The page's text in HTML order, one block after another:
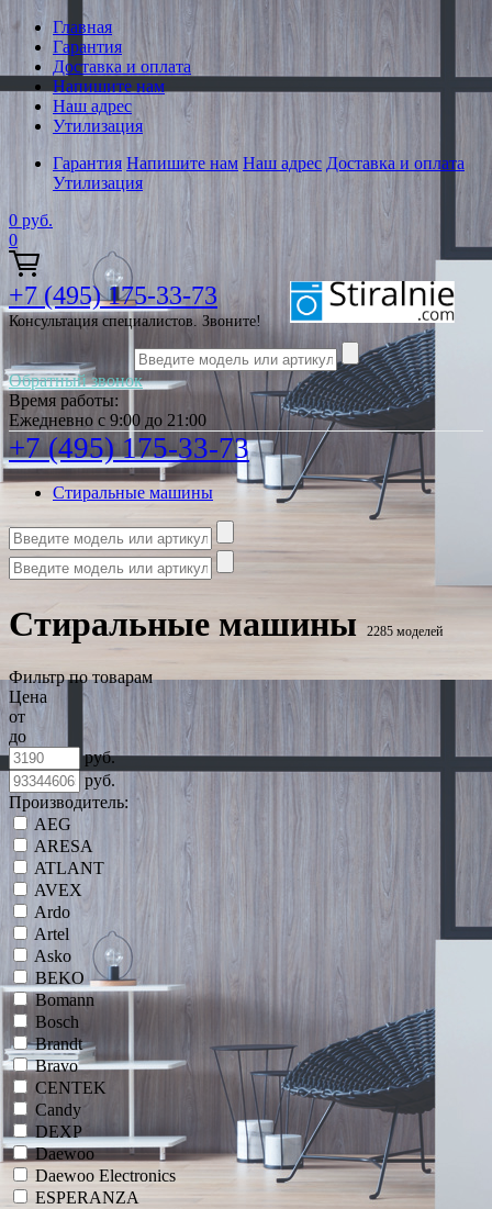
Главная
Гарантия
Доставка и оплата
Напишите нам
Наш адрес
Утилизация
Гарантия Напишите нам Наш адрес Доставка и оплата
Утилизация
0 руб.
0
+7 (495) 175-33-73
Консультация специалистов. Звоните!
Обратный звонок
Время работы:
Ежедневно с 9:00 до 21:00
+7 (495) 175-33-73
Стиральные машины
Стиральные машины 2285 моделей
Фильтр по товарам
Цена
от
до
руб.
руб.
Производитель:
AEG
ARESA
ATLANT
AVEX
Ardo
Artel
Asko
BEKO
Bomann
Bosch
Brandt
Bravo
CENTEK
Candy
DEXP
Daewoo
Daewoo Electronics
ESPERANZA